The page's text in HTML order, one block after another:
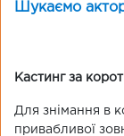
Шукаємо
Кастинг за
Для знімання в
привабливої